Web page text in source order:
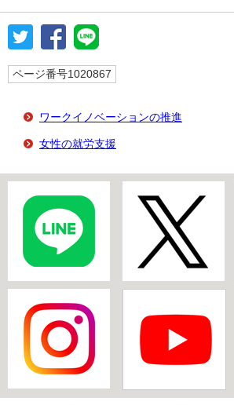
ページ番号1020867
ワークイノベーションの推進
女性の就労支援